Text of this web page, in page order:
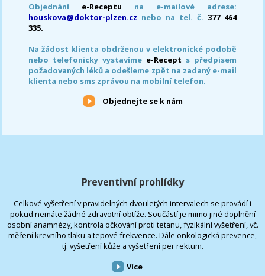
Objednání e-Receptu na e-mailové adrese:
houskova@doktor-plzen.cz nebo na tel. č. 377 464
335.
Na žádost klienta obdrženou v elektronické podobě
nebo telefonicky vystavíme e-Recept s předpisem
požadovaných léků a odešleme zpět na zadaný e-mail
klienta nebo sms zprávou na mobilní telefon.
Objednejte se k nám
Preventivní prohlídky
Celkové vyšetření v pravidelných dvouletých intervalech se provádí i
pokud nemáte žádné zdravotní obtíže. Součástí je mimo jiné doplnění
osobní anamnézy, kontrola očkování proti tetanu, fyzikální vyšetření, vč.
měření krevního tlaku a tepové frekvence. Dále onkologická prevence,
tj. vyšetření kůže a vyšetření per rektum.
Více